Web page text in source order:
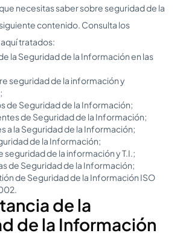
necesitas saber sobre seguridad de la
contenido. Consulta los
tratados:
la Seguridad de la Información en las
seguridad de la información y
de Seguridad de la Información;
de Seguridad de la Información;
a la Seguridad de la Información;
de la Información;
seguridad de la información y T.I.;
de Seguridad de la Información;
de Seguridad de la Información ISO
de la
de la Información